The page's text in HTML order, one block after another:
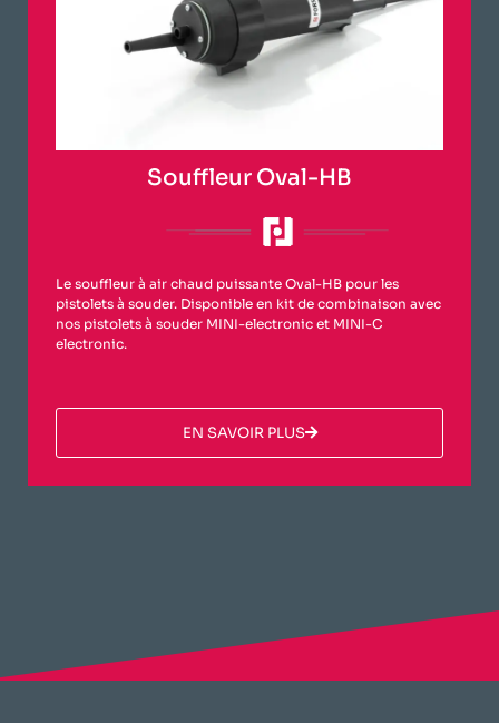
Souffleur Oval-HB
Le souffleur à air chaud puissante Oval-HB pour les
pistolets à souder. Disponible en kit de combinaison avec
nos pistolets à souder MINI-electronic et MINI-C
electronic.
​EN SAVOIR PLUS​